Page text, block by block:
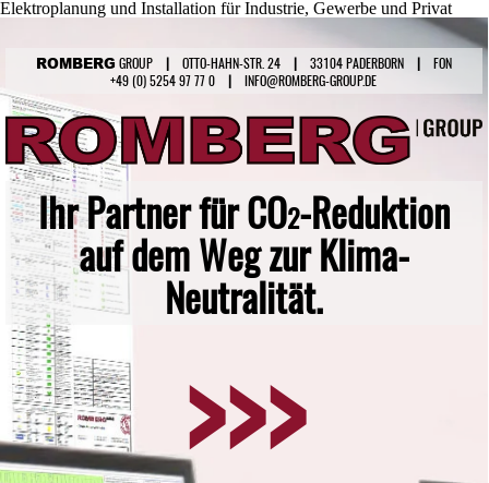
Elektroplanung und Installation für Industrie, Gewerbe und Privat
ROMBERG GROUP |OTTO-HAHN-STR. 24 |33104 PADERBORN |FON
+49 (0) 5254 97 77 0 | INFO@ROMBERG-GROUP.DE
Ihr Partner für CO2-Reduktion
auf dem Weg zur Klima-
Neutralität.
>>>